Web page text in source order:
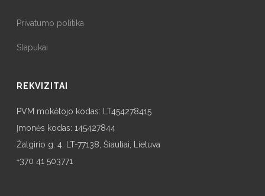
Privatumo politika
Slapukai
REKVIZITAI
PVM mokėtojo kodas: LT454278415
Įmonės kodas: 145427844
Žalgirio g. 4, LT-77138, Šiauliai, Lietuva
+370 41 503771